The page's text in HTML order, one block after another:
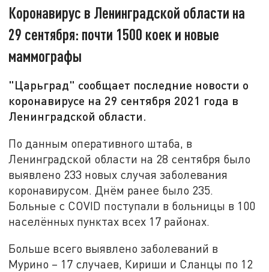
Коронавирус в Ленинградской области на
29 сентября: почти 1500 коек и новые
маммографы
"Царьград" сообщает последние новости о
коронавирусе на 29 сентября 2021 года в
Ленинградской области.
По данным оперативного штаба, в
Ленинградской области на 28 сентября было
выявлено 233 новых случая заболевания
коронавирусом. Днём ранее было 235.
Больные с COVID поступали в больницы в 100
населённых пунктах всех 17 районах.
Больше всего выявлено заболеваний в
Мурино – 17 случаев, Кириши и Сланцы по 12